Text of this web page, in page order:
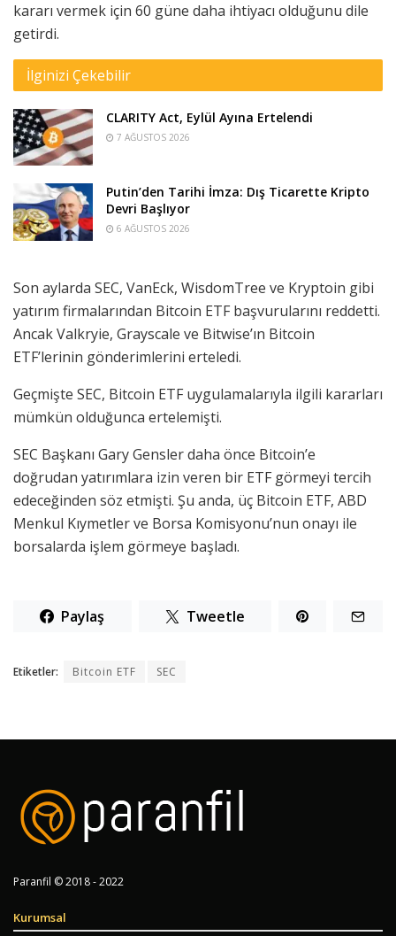
kararı vermek için 60 güne daha ihtiyacı olduğunu dile
getirdi.
İlginizi Çekebilir
CLARITY Act, Eylül Ayına Ertelendi
7 AĞUSTOS 2026
Putin’den Tarihi İmza: Dış Ticarette Kripto
Devri Başlıyor
6 AĞUSTOS 2026
Son aylarda SEC, VanEck, WisdomTree ve Kryptoin gibi
yatırım firmalarından Bitcoin ETF başvurularını reddetti.
Ancak Valkryie, Grayscale ve Bitwise’ın Bitcoin
ETF’lerinin gönderimlerini erteledi.
Geçmişte SEC, Bitcoin ETF uygulamalarıyla ilgili kararları
mümkün olduğunca ertelemişti.
SEC Başkanı Gary Gensler daha önce Bitcoin’e
doğrudan yatırımlara izin veren bir ETF görmeyi tercih
edeceğinden söz etmişti. Şu anda, üç Bitcoin ETF, ABD
Menkul Kıymetler ve Borsa Komisyonu’nun onayı ile
borsalarda işlem görmeye başladı.
Paylaş Tweetle
Etiketler: Bitcoin ETF SEC
Paranfil © 2018 - 2022
Kurumsal